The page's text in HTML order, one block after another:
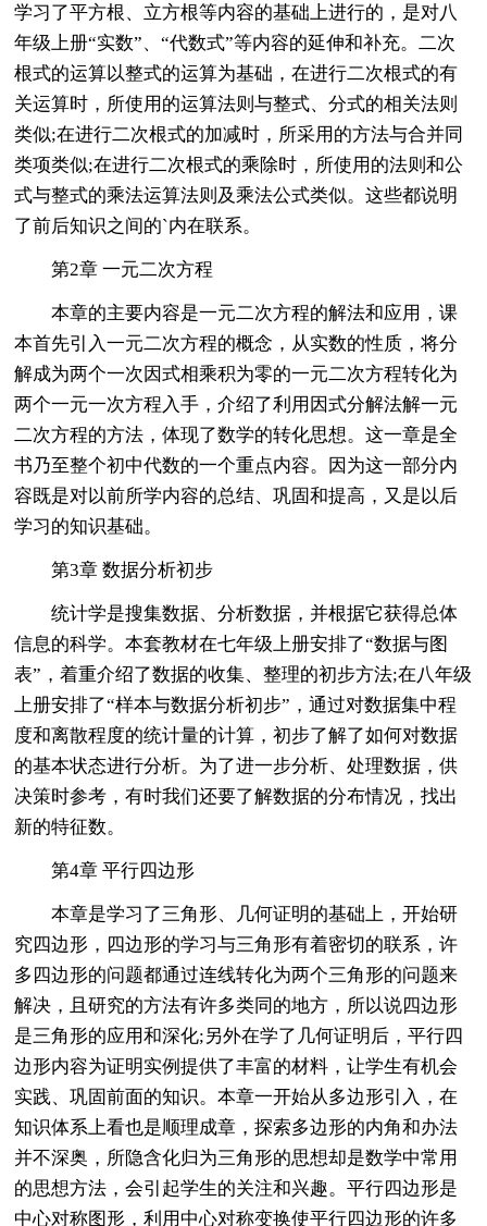
学习了平方根、立方根等内容的基础上进行的，是对八
年级上册“实数”、“代数式”等内容的延伸和补充。二次
根式的运算以整式的运算为基础，在进行二次根式的有
关运算时，所使用的运算法则与整式、分式的相关法则
类似;在进行二次根式的加减时，所采用的方法与合并同
类项类似;在进行二次根式的乘除时，所使用的法则和公
式与整式的乘法运算法则及乘法公式类似。这些都说明
了前后知识之间的`内在联系。
第2章 一元二次方程
本章的主要内容是一元二次方程的解法和应用，课
本首先引入一元二次方程的概念，从实数的性质，将分
解成为两个一次因式相乘积为零的一元二次方程转化为
两个一元一次方程入手，介绍了利用因式分解法解一元
二次方程的方法，体现了数学的转化思想。这一章是全
书乃至整个初中代数的一个重点内容。因为这一部分内
容既是对以前所学内容的总结、巩固和提高，又是以后
学习的知识基础。
第3章 数据分析初步
统计学是搜集数据、分析数据，并根据它获得总体
信息的科学。本套教材在七年级上册安排了“数据与图
表”，着重介绍了数据的收集、整理的初步方法;在八年级
上册安排了“样本与数据分析初步”，通过对数据集中程
度和离散程度的统计量的计算，初步了解了如何对数据
的基本状态进行分析。为了进一步分析、处理数据，供
决策时参考，有时我们还要了解数据的分布情况，找出
新的特征数。
第4章 平行四边形
本章是学习了三角形、几何证明的基础上，开始研
究四边形，四边形的学习与三角形有着密切的联系，许
多四边形的问题都通过连线转化为两个三角形的问题来
解决，且研究的方法有许多类同的地方，所以说四边形
是三角形的应用和深化;另外在学了几何证明后，平行四
边形内容为证明实例提供了丰富的材料，让学生有机会
实践、巩固前面的知识。本章一开始从多边形引入，在
知识体系上看也是顺理成章，探索多边形的内角和办法
并不深奥，所隐含化归为三角形的思想却是数学中常用
的思想方法，会引起学生的关注和兴趣。平行四边形是
中心对称图形，利用中心对称变换使平行四边形的许多